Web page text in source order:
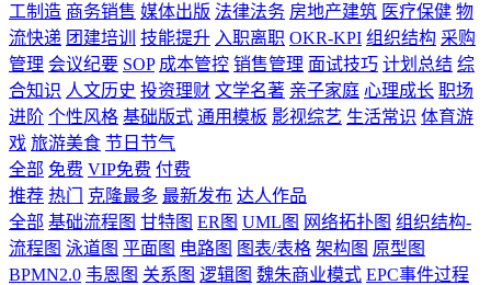
工制造 商务销售 媒体出版 法律法务 房地产建筑 医疗保健 物
流快递 团建培训 技能提升 入职离职 OKR-KPI 组织结构 采购
管理 会议纪要 SOP 成本管控 销售管理 面试技巧 计划总结 综
合知识 人文历史 投资理财 文学名著 亲子家庭 心理成长 职场
进阶 个性风格 基础版式 通用模板 影视综艺 生活常识 体育游
戏 旅游美食 节日节气
全部 免费 VIP免费 付费
推荐 热门 克隆最多 最新发布 达人作品
全部 基础流程图 甘特图 ER图 UML图 网络拓扑图 组织结构-
流程图 泳道图 平面图 电路图 图表/表格 架构图 原型图
BPMN2.0 韦恩图 关系图 逻辑图 魏朱商业模式 EPC事件过程